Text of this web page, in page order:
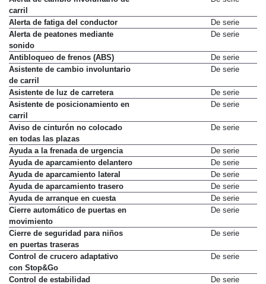
Alerta de cambio involuntario de
carril
Alerta de fatiga del conductor
De serie
Alerta de peatones mediante
sonido
Antibloqueo de frenos (ABS)
De serie
Asistente de cambio involuntario
de carril
Asistente de luz de carretera
De serie
Asistente de posicionamiento en
carril
Aviso de cinturón no colocado
en todas las plazas
Ayuda a la frenada de urgencia
De serie
Ayuda de aparcamiento delantero
De serie
Ayuda de aparcamiento lateral
De serie
Ayuda de aparcamiento trasero
De serie
Ayuda de arranque en cuesta
De serie
Cierre automático de puertas en
movimiento
Cierre de seguridad para niños
en puertas traseras
Control de crucero adaptativo
con Stop&Go